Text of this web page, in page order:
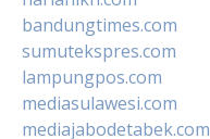
bandungtimes.com
sumutekspres.com
lampungpos.com
mediasulawesi.com
mediajabodetabek.com